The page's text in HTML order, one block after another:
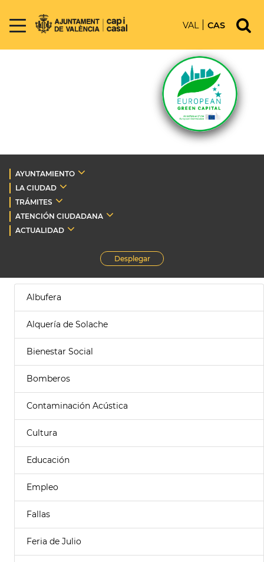
VAL CAS
AYUNTAMIENTO
LA CIUDAD
TRÁMITES
ATENCIÓN CIUDADANA
ACTUALIDAD
Desplegar
Albufera
Alquería de Solache
Bienestar Social
Bomberos
Contaminación Acústica
Cultura
Educación
Empleo
Fallas
Feria de Julio